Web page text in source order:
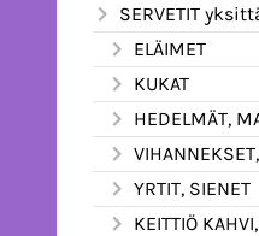
SERVETIT
ELÄIMET
KUKAT
HEDELMÄT,
VIHANNEKSET,
YRTIT, SIENET
KEITTIÖ